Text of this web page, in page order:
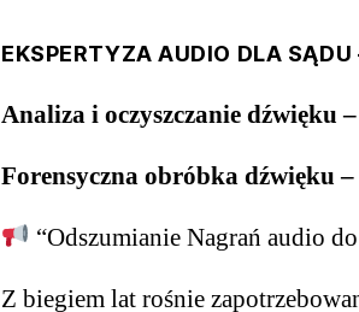
EKSPERTYZA AUDIO DLA SĄDU
Analiza i oczyszczanie dźwięku
Forensyczna obróbka dźwięku
“Odszumianie Nagrań audio
Z biegiem lat rośnie